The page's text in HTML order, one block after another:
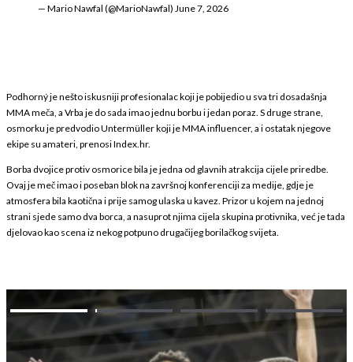
— Mario Nawfal (@MarioNawfal) June 7, 2026
Podhorný je nešto iskusniji profesionalac koji je pobijedio u sva tri dosadašnja
MMA meča, a Vrba je do sada imao jednu borbu i jedan poraz. S druge strane,
osmorku je predvodio Untermüller koji je MMA influencer, a i ostatak njegove
ekipe su amateri, prenosi Index.hr.
Borba dvojice protiv osmorice bila je jedna od glavnih atrakcija cijele priredbe.
Ovaj je meč imao i poseban blok na završnoj konferenciji za medije, gdje je
atmosfera bila kaotična i prije samog ulaska u kavez. Prizor u kojem na jednoj
strani sjede samo dva borca, a nasuprot njima cijela skupina protivnika, već je tada
djelovao kao scena iz nekog potpuno drugačijeg borilačkog svijeta.